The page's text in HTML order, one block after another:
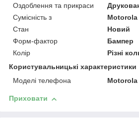
Оздоблення та прикраси
Сумісність з
Motorola
Стан
Новий
Форм-фактор
Бампер
Колір
Різні
Користувальницькі характеристики
Моделі телефона
Motorola
Приховати